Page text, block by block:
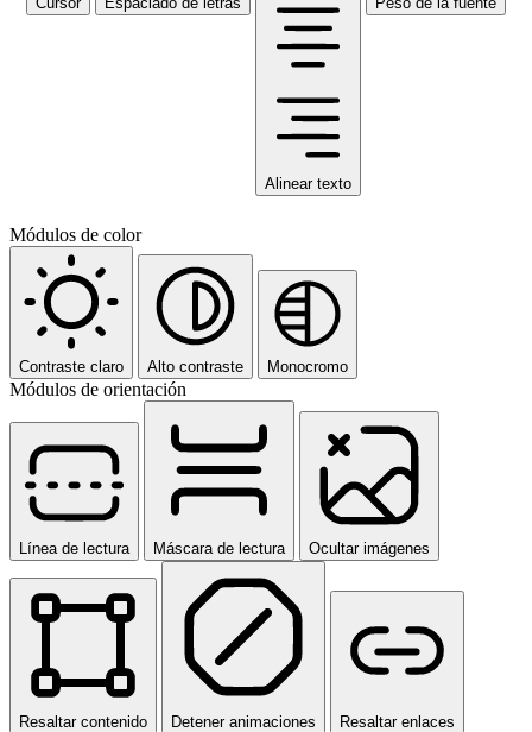
Alinear texto
Módulos de color
Contraste claro Alto contraste Monocromo
Módulos de orientación
Línea de lectura Máscara de lectura Ocultar imágenes
Resaltar contenido Detener animaciones Resaltar enlaces